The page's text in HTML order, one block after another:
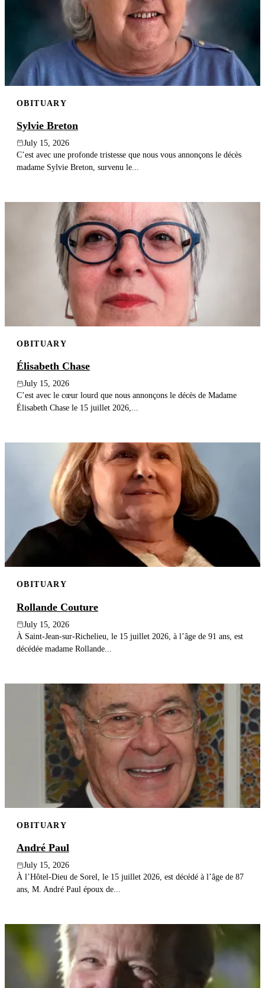
OBITUARY
Sylvie Breton
July 15, 2026
C’est avec une profonde tristesse que nous vous annonçons le décès
madame Sylvie Breton, survenu le...
OBITUARY
Élisabeth Chase
July 15, 2026
C’est avec le cœur lourd que nous annonçons le décès de Madame
Élisabeth Chase le 15 juillet 2026,...
OBITUARY
Rollande Couture
July 15, 2026
À Saint-Jean-sur-Richelieu, le 15 juillet 2026, à l’âge de 91 ans, est
décédée madame Rollande...
OBITUARY
André Paul
July 15, 2026
À l’Hôtel-Dieu de Sorel, le 15 juillet 2026, est décédé à l’âge de 87
ans, M. André Paul époux de...